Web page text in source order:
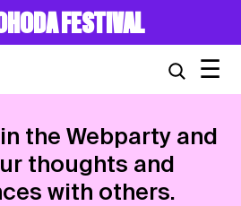
FESTIVAL
☰
the Webparty and
thoughts and
with others.